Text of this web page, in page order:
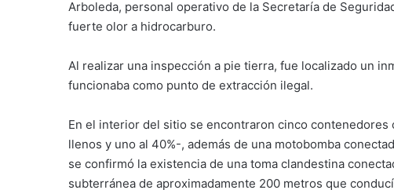
Arboleda, personal operativo de la Secretaría de
fuerte olor a hidrocarburo.
Al realizar una inspección a pie tierra, fue localizado un
funcionaba como punto de extracción ilegal.
En el interior del sitio se encontraron cinco contenedores
llenos y uno al 40%-, además de una motobomba
se confirmó la existencia de una toma clandestina
subterránea de aproximadamente 200 metros que